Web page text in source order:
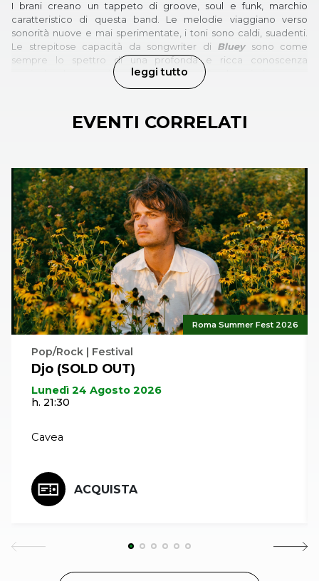
I brani creano un tappeto di groove, soul e funk, marchio
caratteristico di questa band. Le melodie viaggiano verso
sonorità nuove e mai sperimentate, i toni sono caldi, suadenti.
Le strepitose capacità da songwriter di Blueysono come
sempre lo spettro di una profonda e ricca conoscenza
musicale, dove passione e narrazione si fondono insieme per
ottenere uno dei dischi più belli della storia degli Incognito.
leggi tutto
EVENTI CORRELATI
Roma Summer Fest 2026
Pop/Rock | Festival
Djo (SOLD OUT)
Lunedì 24 Agosto 2026
h. 21:30
Cavea
ACQUISTA